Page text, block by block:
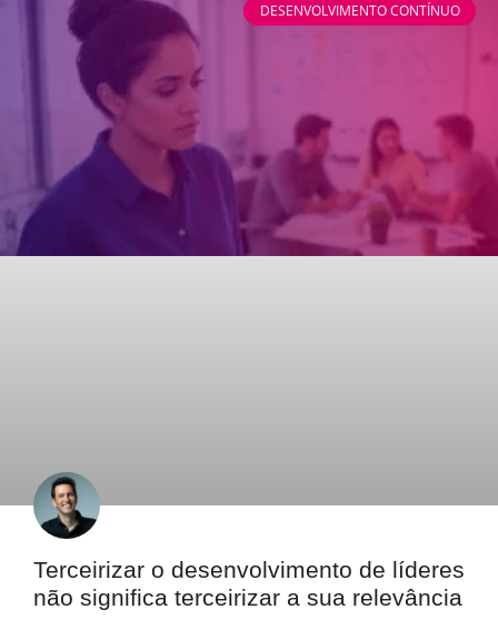
DESENVOLVIMENTO CONTÍNUO
Terceirizar o desenvolvimento de líderes
não significa terceirizar a sua relevância